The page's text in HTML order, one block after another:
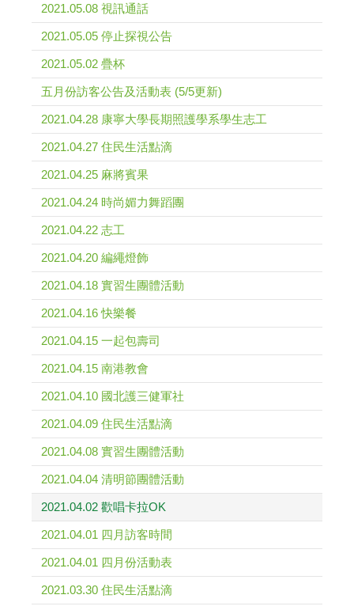
2021.05.08 視訊通話
2021.05.05 停止探視公告
2021.05.02 疊杯
五月份訪客公告及活動表 (5/5更新)
2021.04.28 康寧大學長期照護學系學生志工
2021.04.27 住民生活點滴
2021.04.25 麻將賓果
2021.04.24 時尚媚力舞蹈團
2021.04.22 志工
2021.04.20 編繩燈飾
2021.04.18 實習生團體活動
2021.04.16 快樂餐
2021.04.15 一起包壽司
2021.04.15 南港教會
2021.04.10 國北護三健軍社
2021.04.09 住民生活點滴
2021.04.08 實習生團體活動
2021.04.04 清明節團體活動
2021.04.02 歡唱卡拉OK
2021.04.01 四月訪客時間
2021.04.01 四月份活動表
2021.03.30 住民生活點滴